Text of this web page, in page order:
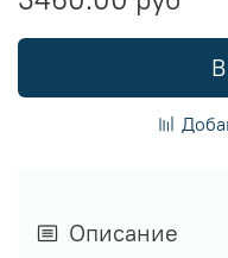
Описание